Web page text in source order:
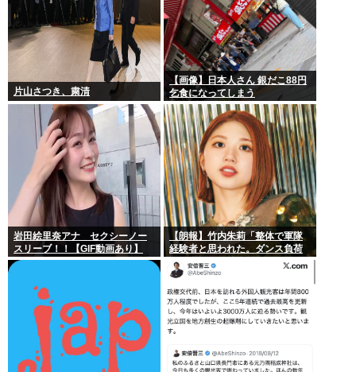
片山さつき、粛清
【画像】日本人さん 銀だこ88円
乞食になってしまう
岩田絵里奈アナ セクシーノー
スリーブ！！【GIF動画あり】
【朗報】竹内朱莉「整体で軍隊
経験者と思われた。ダンス負荷
で、私の骨と筋肉はもうグチャ
グチャになってい